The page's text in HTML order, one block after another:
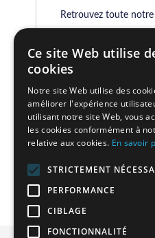
Retrouvez toute notre
Un engagement
plus attractifs du
Related Products
Ce site Web utilise
cookies
Notre site Web utilise des
améliorer l'expérience
utilisant notre site Web, vous
les cookies conformément à
relative aux cookies. En savoir
STRICTEMENT
PERFORMANCE
CIBLAGE
FONCTIONNALITÉ